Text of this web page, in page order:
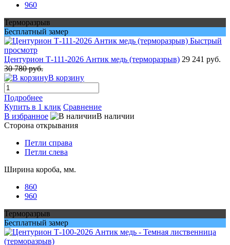
960
Терморазрыв
Бесплатный замер
Быстрый
просмотр
Центурион Т-111-2026 Антик медь (терморазрыв) 29 241 руб.
30 780 руб.
В корзину
Подробнее
Купить в 1 клик Сравнение
В избранное
В наличии
Сторона открывания
Петли справа
Петли слева
Ширина короба, мм.
860
960
Терморазрыв
Бесплатный замер